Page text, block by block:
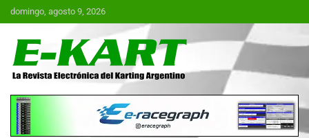
Saltar
al
domingo, agosto 9, 2026
E-Kart.com.ar | La Revista
Electrónica del Karting en